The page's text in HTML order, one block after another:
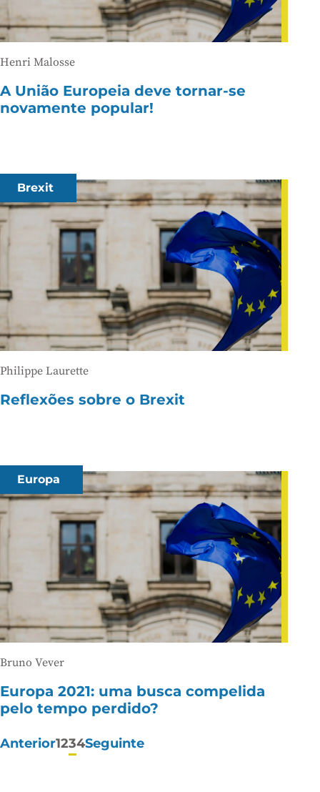
Henri Malosse
A União Europeia deve tornar-se
novamente popular!
Brexit
Philippe Laurette
Reflexões sobre o Brexit
Europa
Bruno Vever
Europa 2021: uma busca compelida
pelo tempo perdido?
Paginação
Anterior1234Seguinte